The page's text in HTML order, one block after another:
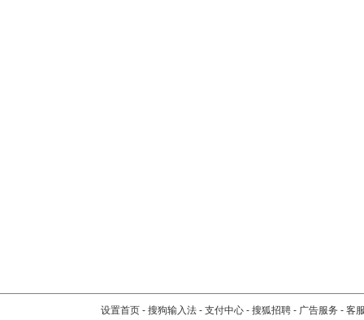
设置首页 - 搜狗输入法 - 支付中心 - 搜狐招聘 - 广告服务 - 客